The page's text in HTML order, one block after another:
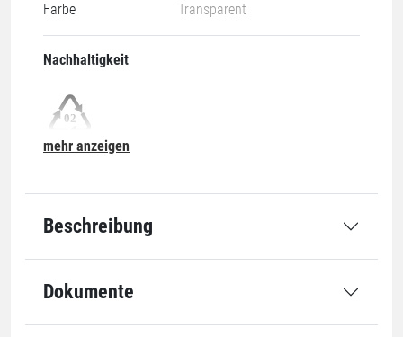
Farbe
Transparent
Nachhaltigkeit
Grundmaße
Öffnung
600 mm
Länge
mehr anzeigen
Beschreibung
Dokumente